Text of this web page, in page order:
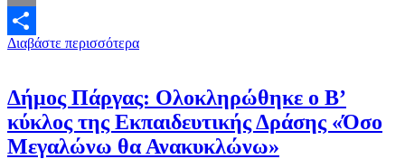
Email
Μοιραστείτε
Διαβάστε περισσότερα
Δήμος Πάργας: Ολοκληρώθηκε ο Β’
κύκλος της Εκπαιδευτικής Δράσης «Όσο
Μεγαλώνω θα Ανακυκλώνω»